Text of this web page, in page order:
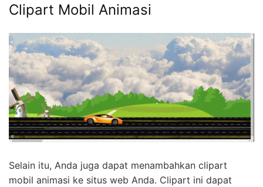
Clipart Mobil Animasi
Selain itu, Anda juga dapat menambahkan clipart
mobil animasi ke situs web Anda. Clipart ini dapat